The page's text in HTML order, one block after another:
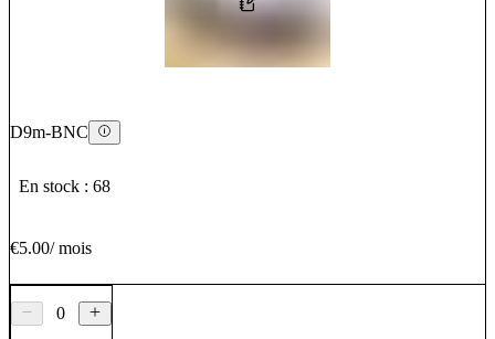
D9m-BNC
En stock : 68
€5.00/mois
0